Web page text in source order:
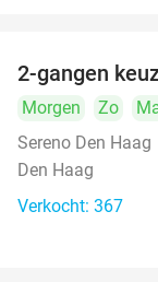
2-gangen
Morgen Zo
Sereno Den Haag
Den Haag
Verkocht: 367